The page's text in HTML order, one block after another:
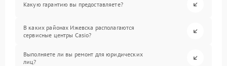
Какую гарантию вы предоставляете?
В каких районах Ижевска располагаются
сервисные центры Casio?
Выполняете ли вы ремонт для юридических
лиц?